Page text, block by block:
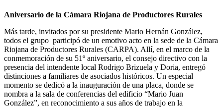
Aniversario de la Cámara Riojana de Productores Rurales
Más tarde, invitados por su presidente Mario Hernán González,
todos el grupo participó de un emotivo acto en la sede de la Cámara
Riojana de Productores Rurales (CARPA). Allí, en el marco de la
conmemoración de su 51º aniversario, el consejo directivo con la
presencia del intendente local Rodrigo Brizuela y Doria, entregó
distinciones a familiares de asociados históricos. Un especial
momento se dedicó a la inauguración de una placa, donde se
nombra a la sala de conferencias del edificio “Mario Juan
González”, en reconocimiento a sus años de trabajo en la